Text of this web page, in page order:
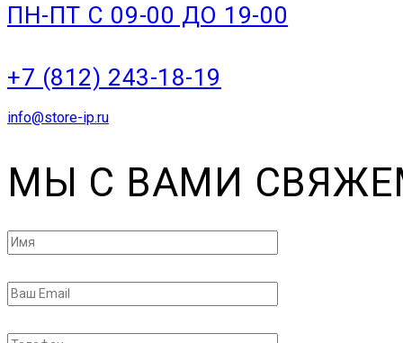
ПН-ПТ С 09-00 ДО 19-00
+7 (812) 243-18-19
info@store-ip.ru
МЫ С ВАМИ